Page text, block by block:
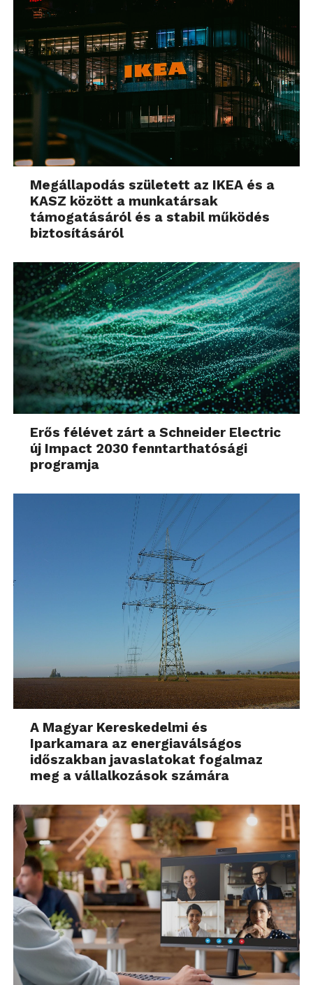
Megállapodás született az IKEA és a
KASZ között a munkatársak
támogatásáról és a stabil működés
biztosításáról
Erős félévet zárt a Schneider Electric
új Impact 2030 fenntarthatósági
programja
A Magyar Kereskedelmi és
Iparkamara az energiaválságos
időszakban javaslatokat fogalmaz
meg a vállalkozások számára